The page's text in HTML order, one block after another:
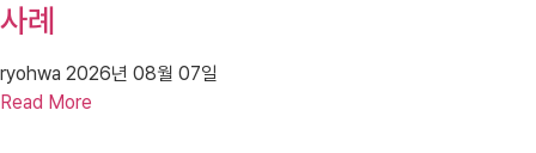
사례
ryohwa 2026년 08월 07일
Read More